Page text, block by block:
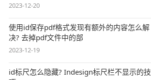
2023-12-20
使用id保存pdf格式发现有额外的内容怎么解
决? 去掉pdf文件中的部
2023-12-19
id标尺怎么隐藏? Indesign标尺栏不显示的技